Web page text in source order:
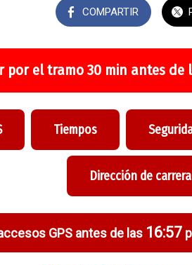
COMPARTIR
por el tramo 30 min antes
Tiempos
Dirección de carrera
GPS antes de las 16:57